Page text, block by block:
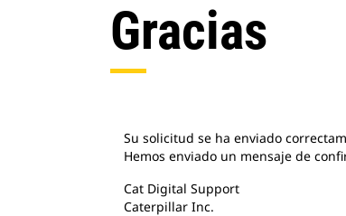
Gracias
Su solicitud se ha enviado
Hemos enviado un mensaje de
Cat Digital Support
Caterpillar Inc.